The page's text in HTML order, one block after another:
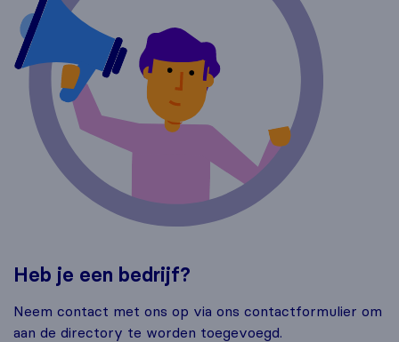
Heb je een bedrijf?
Neem contact met ons op via ons contactformulier om
aan de directory te worden toegevoegd.